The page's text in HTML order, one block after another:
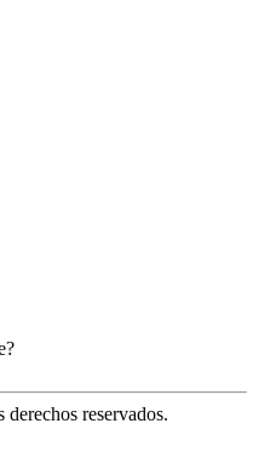
derechos reservados.